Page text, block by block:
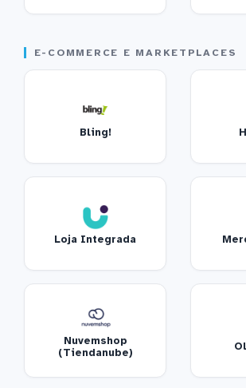
E-COMMERCE E MARKETPLACES
Bling!
Loja Integrada
Nuvemshop
(Tiendanube)